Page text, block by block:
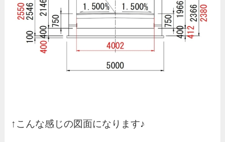
↑こんな感じの図面になります♪